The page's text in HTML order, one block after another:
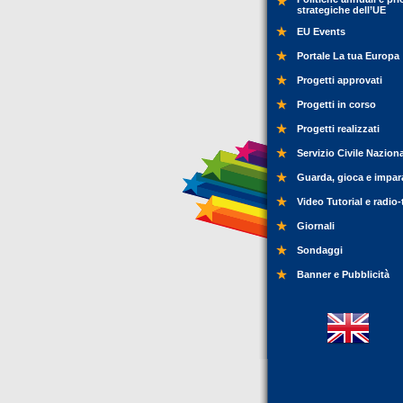
strategiche dell’UE
EU Events
Portale La tua Europa
Progetti approvati
Progetti in corso
Progetti realizzati
Servizio Civile
Guarda, gioca e
Video Tutorial e
Giornali
Sondaggi
Banner e Pubblicità